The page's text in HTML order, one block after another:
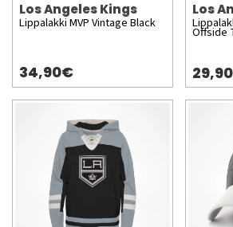
Los Angeles Kings
Lippalakki MVP Vintage Black
34,90€
Los
Offside